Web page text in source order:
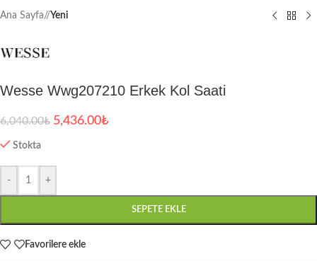
Ana Sayfa/ Yeni
Wesse Wwg207210 Erkek Kol Saati
6,040.00₺ 5,436.00₺
Stokta
- +
SEPETE EKLE
Favorilere ekle